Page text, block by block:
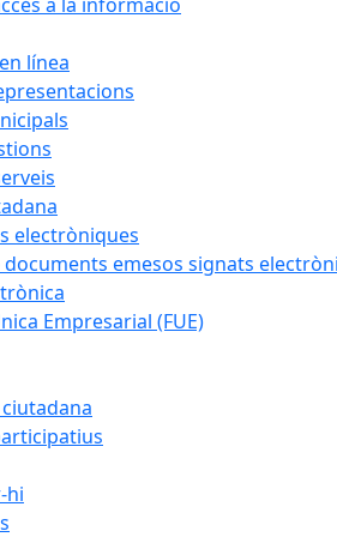
línea
electròniques
documents emesos signats
Empresarial (FUE)
hi